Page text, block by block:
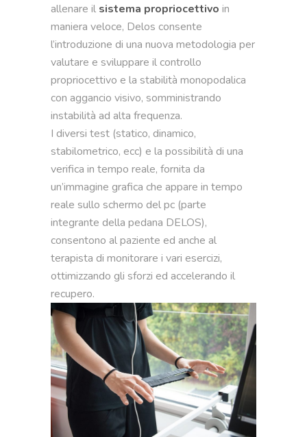
allenare il sistema propriocettivo in
maniera veloce, Delos consente
l’introduzione di una nuova metodologia per
valutare e sviluppare il controllo
propriocettivo e la stabilità monopodalica
con aggancio visivo, somministrando
instabilità ad alta frequenza.
I diversi test (statico, dinamico,
stabilometrico, ecc) e la possibilità di una
verifica in tempo reale, fornita da
un’immagine grafica che appare in tempo
reale sullo schermo del pc (parte
integrante della pedana DELOS),
consentono al paziente ed anche al
terapista di monitorare i vari esercizi,
ottimizzando gli sforzi ed accelerando il
recupero.